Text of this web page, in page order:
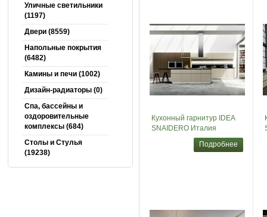
Уличные светильники
(1197)
Двери (8559)
Напольные покрытия
(6482)
Камины и печи (1002)
Дизайн-радиаторы (0)
Спа, бассейны и
оздоровительные
комплексы (684)
Столы и Cтулья
(19238)
Кухонный гарнитур IDEA
SNAIDERO Италия
Подробнее